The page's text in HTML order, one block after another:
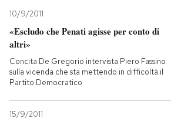
10/9/2011
«Escludo che Penati agisse per conto di
altri»
Concita De Gregorio intervista Piero Fassino
sulla vicenda che sta mettendo in difficoltà il
Partito Democratico
15/9/2011